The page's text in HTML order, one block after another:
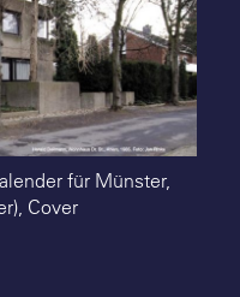
für Münster,
Cover